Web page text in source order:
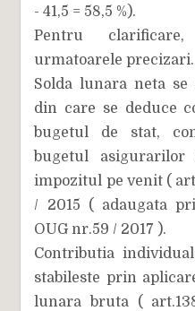
- 41,5 = 58,5 %).
Pentru
urmatoarele
Solda lunara neta
din care se deduce
bugetul de stat,
bugetul
impozitul pe venit (
/ 2015 ( adaugata
OUG nr.59 / 2017 ).
Contributia
stabileste prin
lunara bruta (